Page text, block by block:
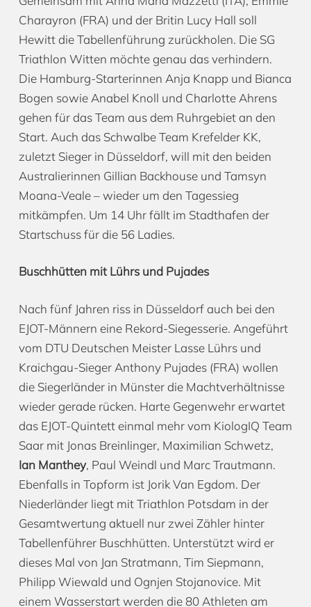
Charayron (FRA) und der Britin Lucy Hall soll
Hewitt die Tabellenführung zurückholen. Die SG
Triathlon Witten möchte genau das verhindern.
Die Hamburg-Starterinnen Anja Knapp und Bianca
Bogen sowie Anabel Knoll und Charlotte Ahrens
gehen für das Team aus dem Ruhrgebiet an den
Start. Auch das Schwalbe Team Krefelder KK,
zuletzt Sieger in Düsseldorf, will mit den beiden
Australierinnen Gillian Backhouse und Tamsyn
Moana-Veale – wieder um den Tagessieg
mitkämpfen. Um 14 Uhr fällt im Stadthafen der
Startschuss für die 56 Ladies.
Buschhütten mit Lührs und Pujades
Nach fünf Jahren riss in Düsseldorf auch bei den
EJOT-Männern eine Rekord-Siegesserie. Angeführt
vom DTU Deutschen Meister Lasse Lührs und
Kraichgau-Sieger Anthony Pujades (FRA) wollen
die Siegerländer in Münster die Machtverhältnisse
wieder gerade rücken. Harte Gegenwehr erwartet
das EJOT-Quintett einmal mehr vom KiologIQ Team
Saar mit Jonas Breinlinger, Maximilian Schwetz,
Ian Manthey, Paul Weindl und Marc Trautmann.
Ebenfalls in Topform ist Jorik Van Egdom. Der
Niederländer liegt mit Triathlon Potsdam in der
Gesamtwertung aktuell nur zwei Zähler hinter
Tabellenführer Buschhütten. Unterstützt wird er
dieses Mal von Jan Stratmann, Tim Siepmann,
Philipp Wiewald und Ognjen Stojanovice. Mit
einem Wasserstart werden die 80 Athleten am